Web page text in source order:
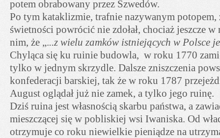
potem obrabowany przez Szwedów.
Po tym kataklizmie, trafnie nazywanym potopem,
świetności powrócić nie zdołał, chociaż jeszcze
nim, że „...z wielu zamków istniejących w Polsce
Chyląca się ku ruinie budowla, w roku 1770
tylko w jednym skrzydle. Dalsze zniszczenia
konfederacji barskiej, tak że w roku 1787
August oglądał już nie zamek, a tylko jego ruinę.
Dziś ruina jest własnością skarbu państwa, a
mieszczącej się w pobliskiej wsi Iwaniska. Od
otrzymuje co roku niewielkie pieniądze na